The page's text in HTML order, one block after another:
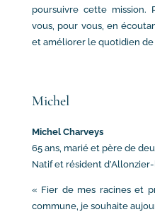
poursuivre cette mission.
vous, pour vous, en
et améliorer le quotidien de
Michel
Michel Charveys
65 ans, marié et père de
Natif et résident
« Fier de mes racines et
commune, je souhaite